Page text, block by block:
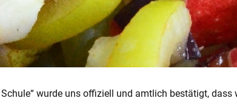
wurde uns offiziell und amtlich bestätigt,